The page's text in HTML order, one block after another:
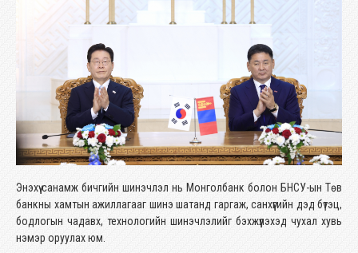
Энэхүү санамж бичгийн шинэчлэл нь Монголбанк болон БНСУ-ын Төв
банкны хамтын ажиллагааг шинэ шатанд гаргаж, санхүүгийн дэд бүтэц,
бодлогын чадавх, технологийн шинэчлэлийг бэхжүүлэхэд чухал хувь
нэмэр оруулах юм.